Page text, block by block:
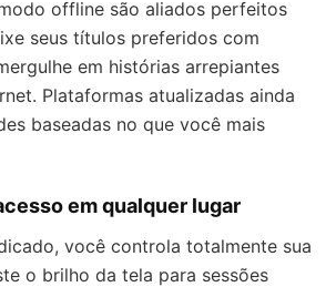
offline são aliados perfeitos
seus títulos preferidos com
em histórias arrepiantes
Plataformas atualizadas ainda
baseadas no que você mais
em qualquer lugar
você controla totalmente sua
o brilho da tela para sessões